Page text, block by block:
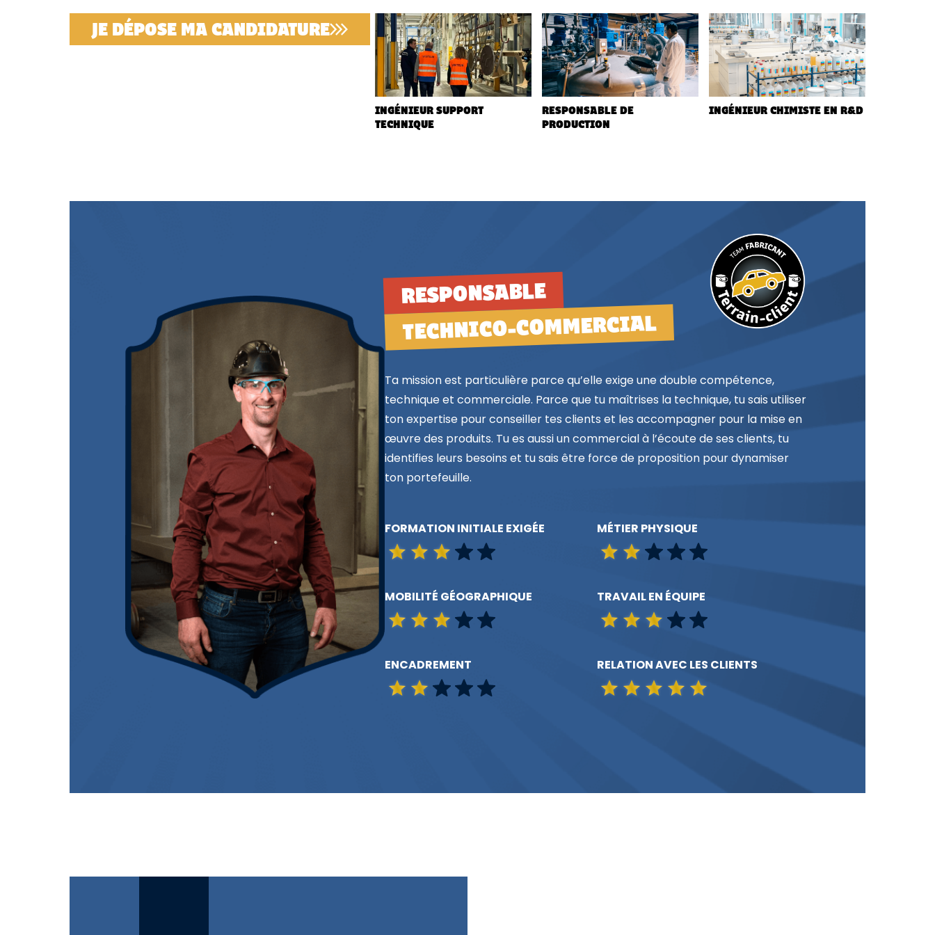
JE DÉPOSE MA CANDIDATURE
INGÉNIEUR SUPPORT
TECHNIQUE
RESPONSABLE DE
PRODUCTION
INGÉNIEUR CHIMISTE EN R&D
RESPONSABLE
TECHNICO-COMMERCIAL
Ta mission est particulière parce qu’elle exige une double compétence,
technique et commerciale. Parce que tu maîtrises la technique, tu sais utiliser
ton expertise pour conseiller tes clients et les accompagner pour la mise en
œuvre des produits. Tu es aussi un commercial à l’écoute de ses clients, tu
identifies leurs besoins et tu sais être force de proposition pour dynamiser
ton portefeuille.
FORMATION INITIALE EXIGÉE MÉTIER PHYSIQUE
MOBILITÉ GÉOGRAPHIQUE TRAVAIL EN ÉQUIPE
ENCADREMENT RELATION AVEC LES CLIENTS